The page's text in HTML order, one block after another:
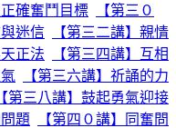
確奮鬥目標
【第三０
迷信
【第三二講】親情
正法
【第三四講】互相
【第三六講】祈誦的力
【第三八講】鼓起勇氣迎接
題
【第四０講】同奮問